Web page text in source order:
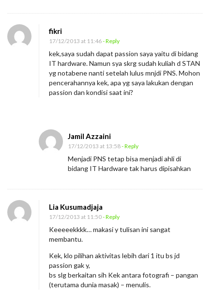
fikri
17/12/2013 at 11:46- Reply
kek,saya sudah dapat passion saya yaitu di bidang
IT hardware. Namun sya skrg sudah kuliah d STAN
yg notabene nanti setelah lulus mnjdi PNS. Mohon
pencerahannya kek, apa yg saya lakukan dengan
passion dan kondisi saat ini?
Jamil Azzaini
17/12/2013 at 13:58- Reply
Menjadi PNS tetap bisa menjadi ahli di
bidang IT Hardware tak harus dipisahkan
Lia Kusumadjaja
17/12/2013 at 11:50- Reply
Keeeeekkkk… makasi y tulisan ini sangat
membantu.
Kek, klo pilihan aktivitas lebih dari 1 itu bs jd
passion gak y,
bs slg berkaitan sih Kek antara fotografi – pangan
(terutama dunia masak) – menulis.